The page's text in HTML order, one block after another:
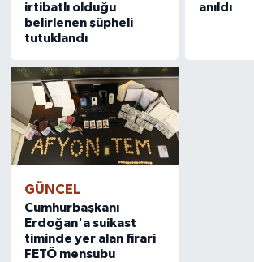
irtibatlı olduğu
belirlenen şüpheli
tutuklandı
anıldı
GÜNCEL
Cumhurbaşkanı
Erdoğan'a suikast
timinde yer alan firari
FETÖ mensubu